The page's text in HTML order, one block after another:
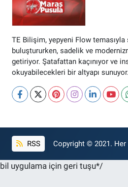
TE Bilişim, yepyeni Flow temasıyla
buluştururken, sadelik ve
getiriyor. Şatafattan kaçınıyor ve
okuyabilecekleri bir altyapı sunuyor.
RSS Copyright © 2021. Her
uygulama için geri tuşu*/